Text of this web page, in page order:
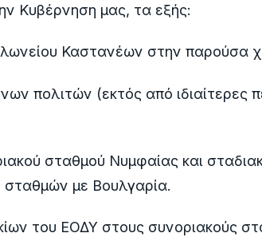
Κυβέρνηση μας, τα εξής:
Καστανέων στην παρούσα
πολιτών (εκτός από ιδιαίτερες
σταθμού Νυμφαίας και
με Βουλγαρία.
του ΕΟΔΥ στους συνοριακούς